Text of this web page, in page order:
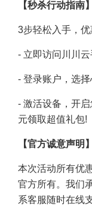
【秒杀行动指南】
3步轻松入手，优
- 立即访问川川
- 登录账户，选择
- 激活设备，开
元领取超值礼包!
【官方诚意声明】
本次活动所有优
官方所有。我们
系客服随时在线